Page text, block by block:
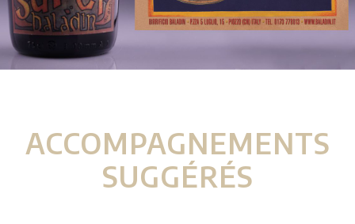
ACCOMPAGNEMENTS
SUGGÉRÉS